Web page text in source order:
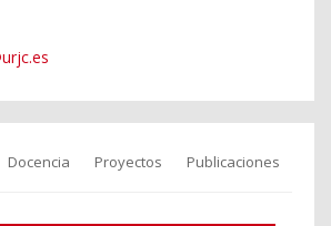
Docencia Proyectos Publicaciones